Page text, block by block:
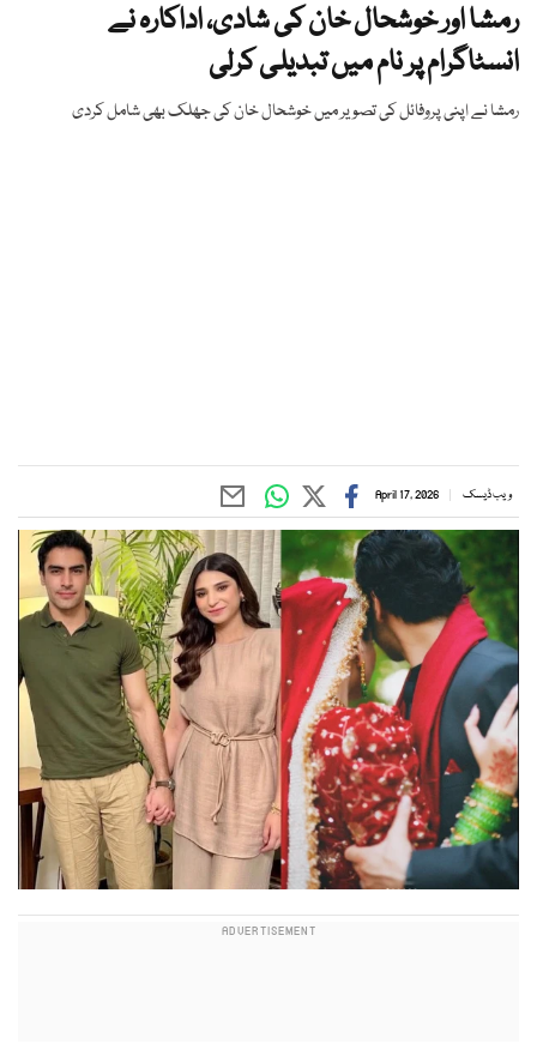
رمشا اور خوشحال خان کی شادی، اداکارہ نے
انسٹاگرام پر نام میں تبدیلی کرلی
رمشا نے اپنی پروفائل کی تصویر میں خوشحال خان کی جھلک بھی شامل کردی
ویب ڈیسک April 17, 2026